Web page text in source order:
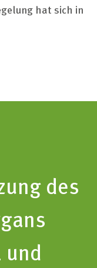
hat sich in
des
und